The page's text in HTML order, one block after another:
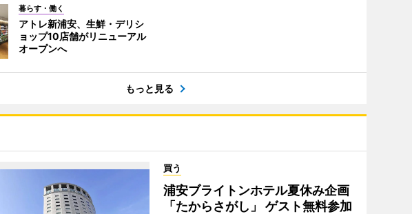
暮らす・働く
アトレ新浦安、生鮮・デリシ
ョップ10店舗がリニューアル
オープンへ
もっと見る
買う
浦安ブライトンホテル夏休み企画
「たからさがし」 ゲスト無料参加